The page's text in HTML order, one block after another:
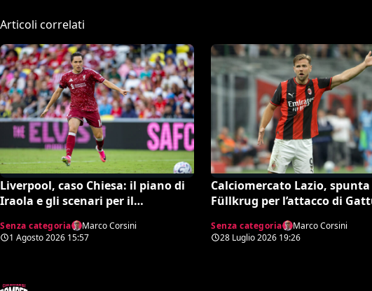
Articoli correlati
Liverpool, caso Chiesa: il piano di
Iraola e gli scenari per il
Senza categoria
Marco Corsini
1 Agosto 2026 15:57
Calciomercato Lazio, spunta
Füllkrug per l’attacco di
Senza categoria
Marco Corsini
28 Luglio 2026 19:26